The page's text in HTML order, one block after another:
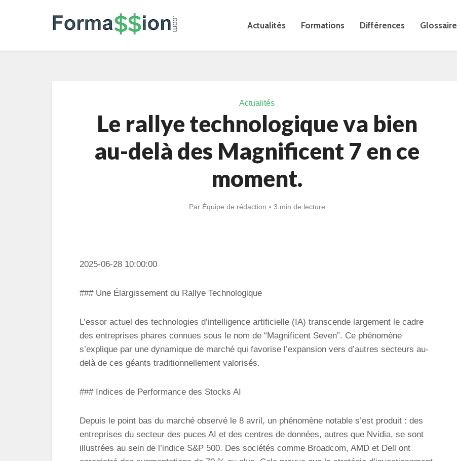
Actualités Formations Différences Glossaire
Actualités
Le rallye technologique va bien
au-delà des Magnificent 7 en ce
moment.
Par Équipe de rédaction 3 min de lecture
2025-06-28 10:00:00
### Une Élargissement du Rallye Technologique
L’essor actuel des technologies d’intelligence artificielle (IA) transcende largement le cadre
des entreprises phares connues sous le nom de “Magnificent Seven”. Ce phénomène
s’explique par une dynamique de marché qui favorise l’expansion vers d’autres secteurs au-
delà de ces géants traditionnellement valorisés.
### Indices de Performance des Stocks AI
Depuis le point bas du marché observé le 8 avril, un phénomène notable s’est produit : des
entreprises du secteur des puces AI et des centres de données, autres que Nvidia, se sont
illustrées au sein de l’indice S&P 500. Des sociétés comme Broadcom, AMD et Dell ont